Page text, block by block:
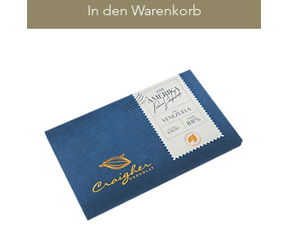
In den Warenkorb